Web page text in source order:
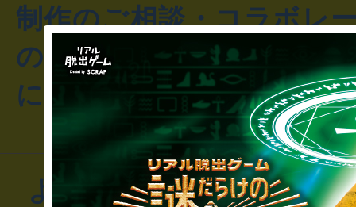
制作のご相談・コラボレ
のお客様からのご質問や
にお問い合わせください
よくあるお問い合わせ